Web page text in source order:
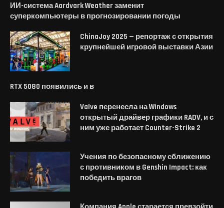
ИИ-система Aardvark Weather заменит
суперкомпьютеры в прогнозировании погоды
ChinaJoy 2025 — репортаж с открытия
крупнейшей игровой выставки Азии
RTX 5080 появились и в
Valve перенесла на Windows
открытый драйвер графики RADV, и с
ним уже работает Counter-Strike 2
Учения по безопасному сближению
с противником в Genshin Impact: как
победить врагов